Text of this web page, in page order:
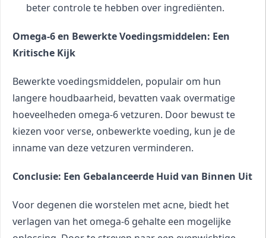
beter controle te hebben over ingrediënten.
Omega-6 en Bewerkte Voedingsmiddelen: Een
Kritische Kijk
Bewerkte voedingsmiddelen, populair om hun
langere houdbaarheid, bevatten vaak overmatige
hoeveelheden omega-6 vetzuren. Door bewust te
kiezen voor verse, onbewerkte voeding, kun je de
inname van deze vetzuren verminderen.
Conclusie: Een Gebalanceerde Huid van Binnen Uit
Voor degenen die worstelen met acne, biedt het
verlagen van het omega-6 gehalte een mogelijke